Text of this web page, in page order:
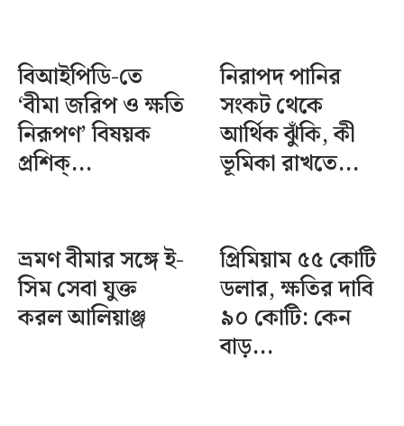
বিআইপিডি-তে
‘বীমা জরিপ ও ক্ষতি
নিরূপণ’ বিষয়ক
প্রশিক্...
নিরাপদ পানির
সংকট থেকে
আর্থিক ঝুঁকি, কী
ভূমিকা রাখতে...
ভ্রমণ বীমার সঙ্গে ই-
সিম সেবা যুক্ত
করল আলিয়াঞ্জ
প্রিমিয়াম ৫৫ কোটি
ডলার, ক্ষতির দাবি
৯০ কোটি: কেন
বাড়...